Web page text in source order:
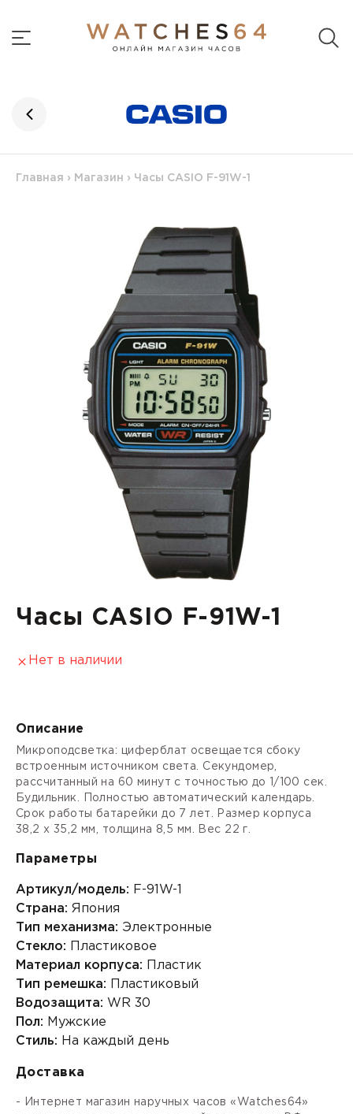
Главная › Магазин › Часы CASIO F-91W-1
Часы CASIO F-91W-1
Нет в наличии
Описание
Микроподсветка: циферблат освещается сбоку
встроенным источником света. Секундомер,
рассчитанный на 60 минут с точностью до 1/100 сек.
Будильник. Полностью автоматический календарь.
Срок работы батарейки до 7 лет. Размер корпуса
38,2 х 35,2 мм, толщина 8,5 мм. Вес 22 г.
Параметры
Артикул/модель: F-91W-1
Страна: Япония
Тип механизма: Электронные
Стекло: Пластиковое
Материал корпуса: Пластик
Тип ремешка: Пластиковый
Водозащита: WR 30
Пол: Мужские
Стиль: На каждый день
Доставка
- Интернет магазин наручных часов «Watches64»